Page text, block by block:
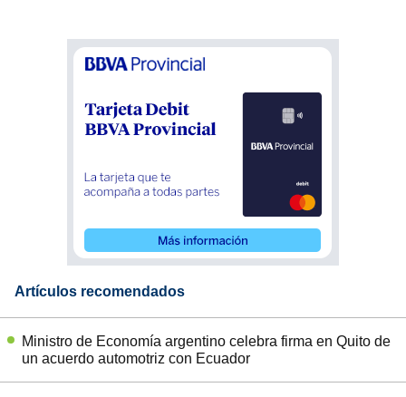
Artículos recomendados
Ministro de Economía argentino celebra firma en Quito de
un acuerdo automotriz con Ecuador